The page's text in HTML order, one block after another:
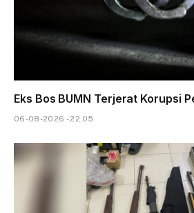
Eks Bos BUMN Terjerat Korupsi
06-08-2026 - 22.05